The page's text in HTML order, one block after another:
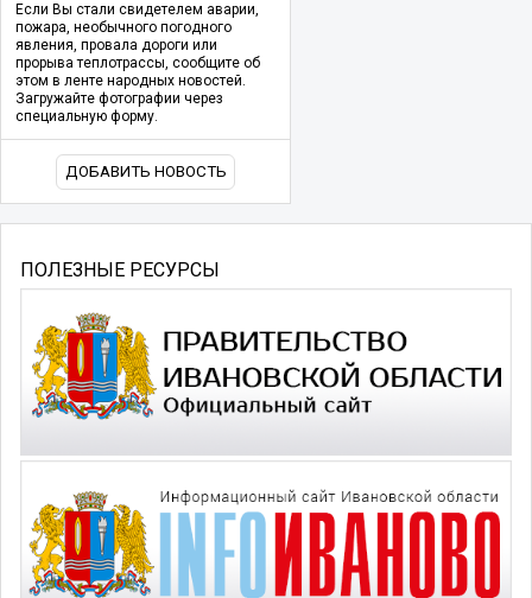
Если Вы стали свидетелем аварии,
пожара, необычного погодного
явления, провала дороги или
прорыва теплотрассы, сообщите об
этом в ленте народных новостей.
Загружайте фотографии через
специальную форму.
ДОБАВИТЬ НОВОСТЬ
ПОЛЕЗНЫЕ РЕСУРСЫ